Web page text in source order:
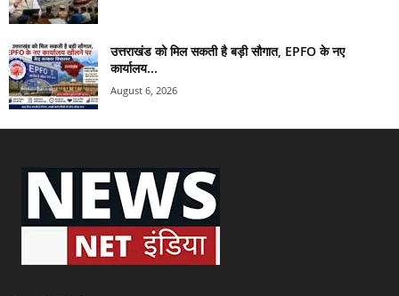
उत्तराखंड को मिल सकती है बड़ी सौगात, EPFO के नए
कार्यालय...
August 6, 2026